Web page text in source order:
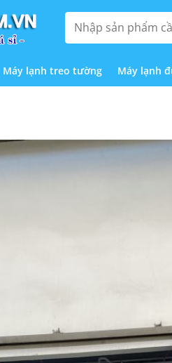
kiếm:
Máy lạnh treo tường Máy lạnh